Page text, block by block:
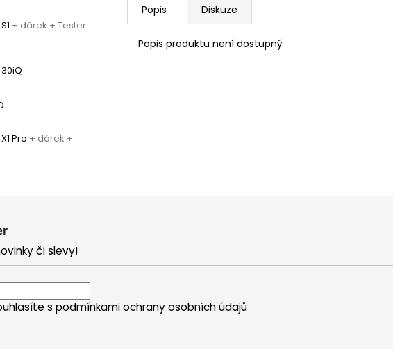
+ dárek + Tester
30iQ
Pro + dárek +
Popis Diskuze
Popis produktu není dostupný
či slevy!
s podmínkami ochrany osobních údajů